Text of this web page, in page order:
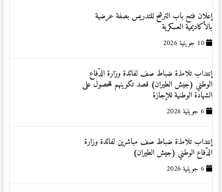
إعلان فتح باب الترشح للتدريس بصفة عرضية
بالأكاديمية العسكرية
10 جويلية 2026
إنتداب تلامذة ضباط صف لفائدة وزارة الدّفاع
الوطني (جيش الطيران) قصد تكوينهم للحصول على
الشهادة الوطنية للإجازة
6 جويلية 2026
إنتداب تلامذة ضباط صف مباشرين لفائدة وزارة
الدّفاع الوطني (جيش الطيران)
6 جويلية 2026